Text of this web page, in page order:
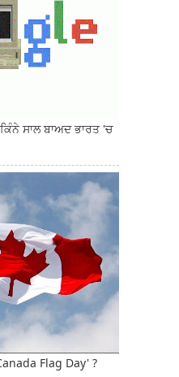
ਸਾਲ ਬਾਅਦ ਭਾਰਤ 'ਚ
Flag Day' ?